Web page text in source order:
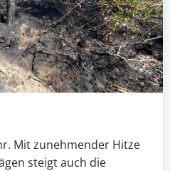
Mit zunehmender Hitze
steigt auch die